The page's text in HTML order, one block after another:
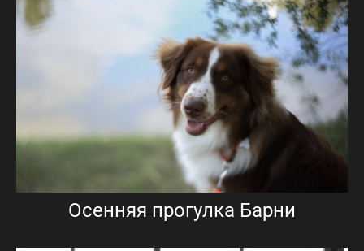
Осенняя прогулка Барни